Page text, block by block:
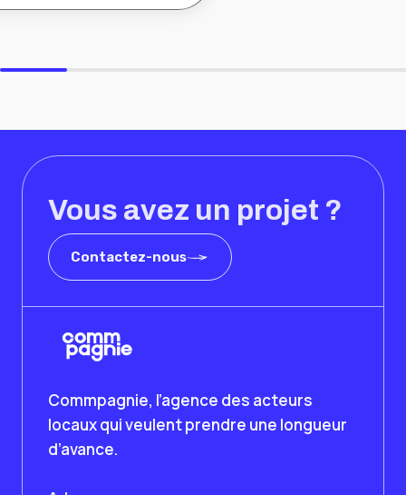
Vous avez un projet ?
Contactez-nous
Commpagnie, l’agence des acteurs
locaux qui veulent prendre une longueur
d’avance.